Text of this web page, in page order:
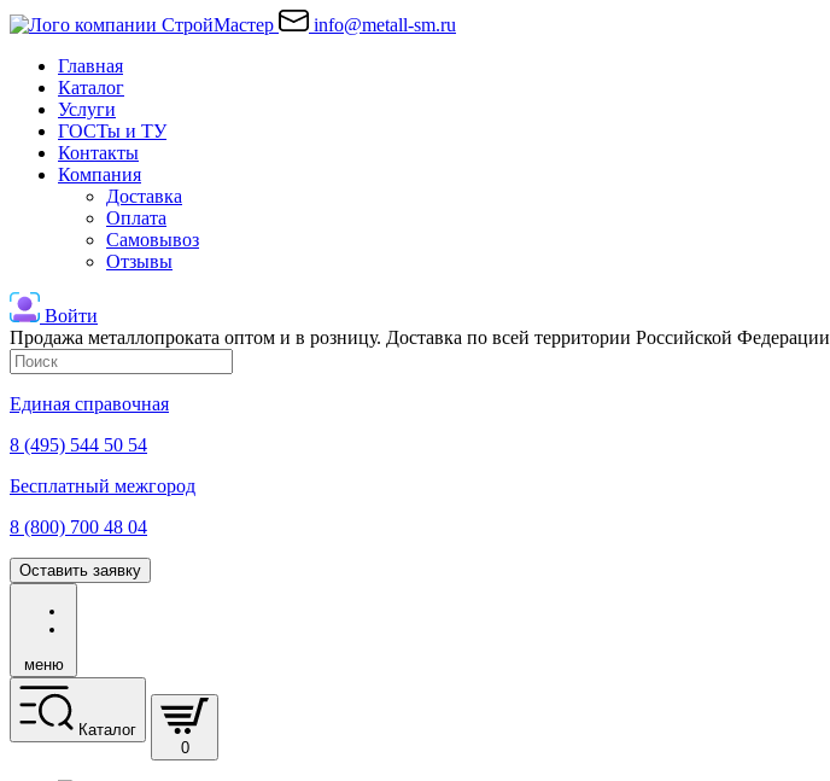
info@metall-sm.ru
Главная
Каталог
Услуги
ГОСТы и ТУ
Контакты
Компания
Доставка
Оплата
Самовывоз
Отзывы
Войти
Продажа металлопроката оптом и в розницу. Доставка по всей территории Российской Федерации
Единая справочная
8 (495) 544 50 54
Бесплатный межгород
8 (800) 700 48 04
Оставить заявку
меню
Каталог
0